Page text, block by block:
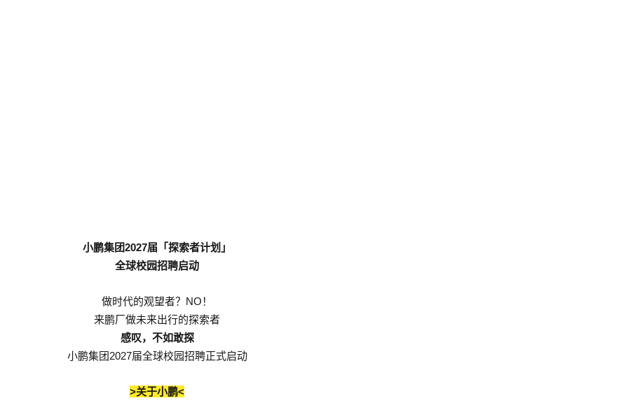
小鹏集团2027届「探索者计划」
全球校园招聘启动
做时代的观望者？ NO ！
来鹏厂做未来出行的探索者
感叹，不如敢探
小鹏集团 2027届全球校园招聘正式启动
>关于小鹏<